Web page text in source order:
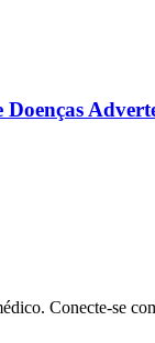
Conecte-se